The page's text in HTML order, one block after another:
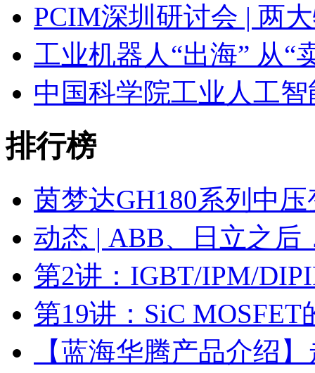
PCIM深圳研讨会 | 两
工业机器人“出海” 从“
中国科学院工业人工
排行榜
茵梦达GH180系列中
动态 | ABB、日立之后
第2讲：IGBT/IPM/
第19讲：SiC
【蓝海华腾产品介绍